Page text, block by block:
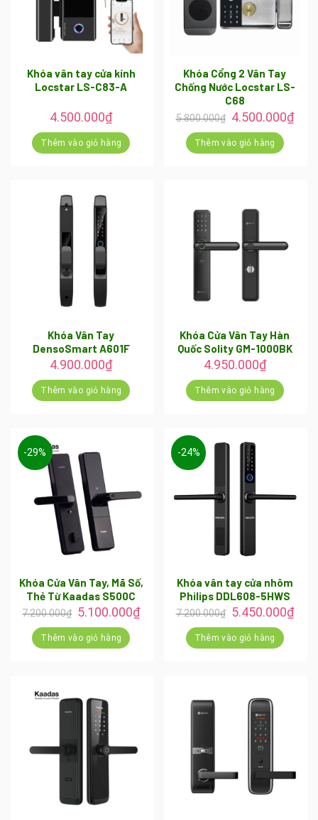
Khóa vân tay cửa kính
Locstar LS-C83-A
4.500.000₫
Thêm vào giỏ hàng
Khóa Cổng 2 Vân Tay
Chống Nước Locstar LS-
C68
5.800.000₫ Giá
gốc
là:
5.800.000₫.
4.500.000₫Giá
Thêm vào giỏ hàng
Khóa Vân Tay
DensoSmart A601F
4.900.000₫
Thêm vào giỏ hàng
Khóa Cửa Vân Tay Hàn
Quốc Solity GM-1000BK
4.950.000₫
Thêm vào giỏ hàng
-29%
Khóa Cửa Vân Tay, Mã Số,
Thẻ Từ Kaadas S500C
7.200.000₫ Giá
gốc
là:
7.200.000₫.
5.100.000₫Giá
Thêm vào giỏ hàng
-24%
Khóa vân tay cửa nhôm
Philips DDL608-5HWS
7.200.000₫ Giá
gốc
là:
7.200.000₫.
5.450.000₫Giá
Thêm vào giỏ hàng